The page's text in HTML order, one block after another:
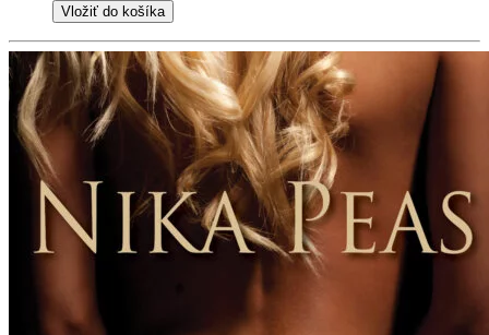
Vložiť do košíka